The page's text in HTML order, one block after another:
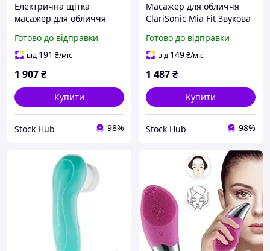
Електрична щітка
масажер для обличчя
Набір для очищення
шкіри обличчя з пілінгом
Готово до відправки
від 191 ₴/міс
1 907₴
Купити
Stock Hub 98%
Масажер для обличчя
ClariSonic Mia Fit Звукова
шкіри обличчя з гелем,
що освітлює
Готово до відправки
від 149₴/міс
1 487₴
Купити
Stock Hub 98%